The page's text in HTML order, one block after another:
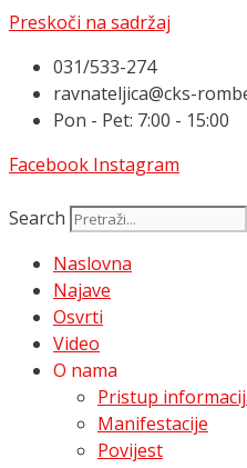
Preskoči na sadržaj
031/533-274
ravnateljica@cks-
Pon - Pet: 7:00 - 15:00
Facebook Instagram
Search
Naslovna
Najave
Osvrti
Video
O nama
Pristup
Manifestacije
Povijest